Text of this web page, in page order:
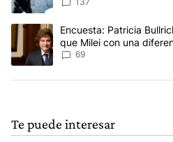
Un artículo de tendencia con el
Encuesta: Patricia
que Milei con una
negativa
69